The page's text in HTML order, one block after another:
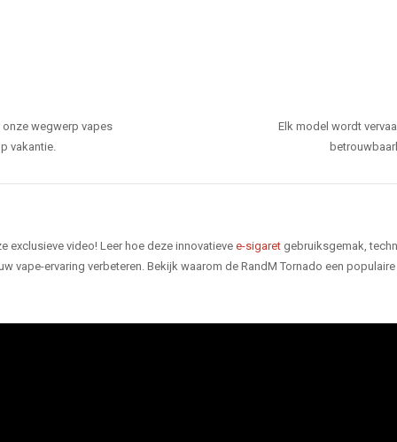
wegwerp vapes
vakantie.
Elk model wordt
exclusieve video! Leer hoe deze innovatieve e-sigaret gebruiksgemak,
vape-ervaring verbeteren. Bekijk waarom de RandM Tornado een